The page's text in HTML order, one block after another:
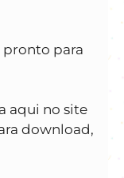
pronto para
aqui no site
download,